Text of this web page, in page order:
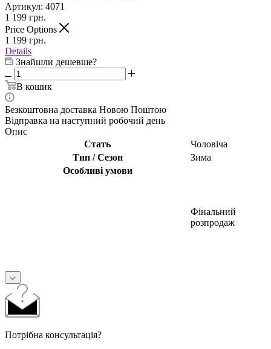
Артикул: 4071
1 199 грн.
Price Options
1 199 грн.
Details
Знайшли дешевше?
В кошик
Безкоштовна доставка Новою Поштою
Відправка на наступний робочий день
Опис
Стать
Чоловіча
Тип / Сезон
Зима
Особливі умови
Фінальний
розпродаж
Потрібна консультація?